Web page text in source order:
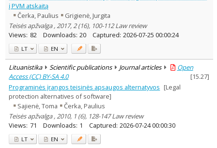
į PVM atskaitą
Čerka, Paulius
Grigienė, Jurgita
Teisės apžvalga , 2017, 2 (16), 100-112 Law review
Views: 82 Downloads: 20 Captured: 2026-07-25 00:00:24
LT EN
Lituanistika Scientific publications Journal articles
Open
Access (CC) BY-SA 4.0
[15.27]
Programinės įrangos teisinės apsaugos alternatyvos [Legal
protection alternatives of software]
Sajienė, Toma
Čerka, Paulius
Teisės apžvalga , 2010, 1 (6), 128-147 Law review
Views: 71 Downloads: 1 Captured: 2026-07-24 00:00:30
LT EN